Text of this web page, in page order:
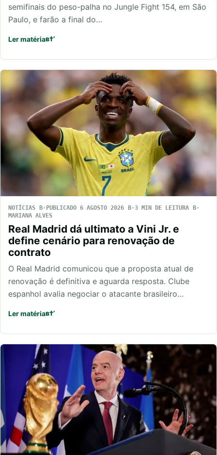
semifinais do peso-palha no Jungle Fight 154, em São
Paulo, e farão a final do…
Ler matéria
NOTÍCIAS PUBLICADO 6 AGOSTO 2026
3 MIN DE LEITURA
MARIANA ALVES
Real Madrid dá ultimato a Vini Jr. e
define cenário para renovação de
contrato
O Real Madrid comunicou que a proposta atual de
renovação é definitiva e aguarda resposta. Clube
espanhol avalia negociar o atacante brasileiro…
Ler matéria